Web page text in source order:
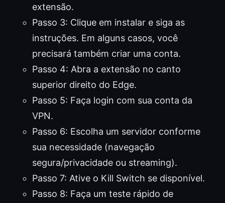
extensão.
Passo 3: Clique em instalar e siga as
instruções. Em alguns casos, você
precisará também criar uma conta.
Passo 4: Abra a extensão no canto
superior direito do Edge.
Passo 5: Faça login com sua conta da
VPN.
Passo 6: Escolha um servidor conforme
sua necessidade (navegação
segura/privacidade ou streaming).
Passo 7: Ative o Kill Switch se disponível.
Passo 8: Faça um teste rápido de